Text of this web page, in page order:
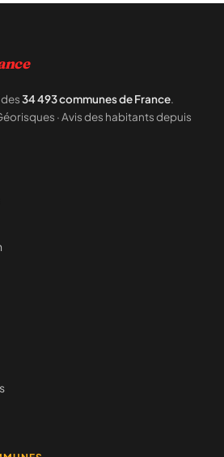
34 493 communes de France.
· Avis des habitants depuis